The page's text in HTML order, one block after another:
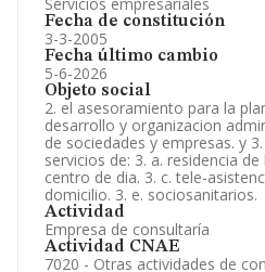
Fecha de constitución
3-3-2005
Fecha último cambio
5-6-2026
Objeto social
2. el asesoramiento para la
desarrollo y organizacion
de sociedades y empresas. y
servicios de: 3. a. residencia
centro de dia. 3. c. tele-
domicilio. 3. e. sociosanitarios.
Actividad
Empresa de consultaría
Actividad CNAE
7020 - Otras actividades de